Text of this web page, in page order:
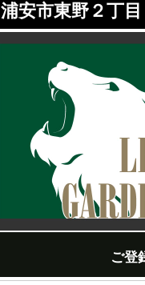
浦安市東野２丁
ご登